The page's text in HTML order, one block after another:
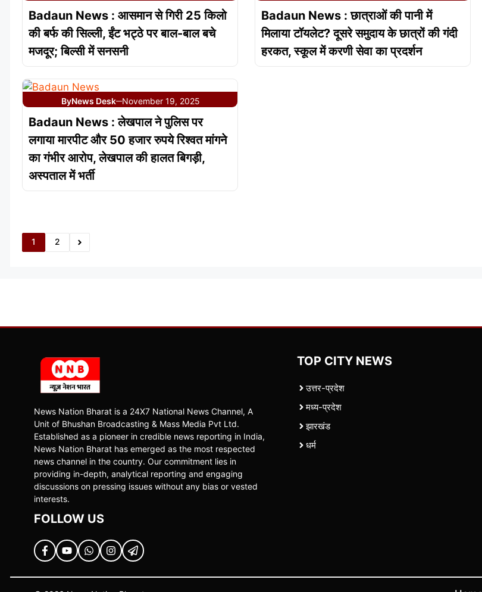
Badaun News : आसमान से गिरी 25 किलो
की बर्फ की सिल्ली, ईंट भट्ठे पर बाल-बाल बचे
मजदूर; बिल्सी में सनसनी
Badaun News : छात्राओं की पानी में
मिलाया टॉयलेट? दूसरे समुदाय के छात्रों की गंदी
हरकत, स्कूल में करणी सेवा का प्रदर्शन
ByNews Desk—November 19, 2025
Badaun News : लेखपाल ने पुलिस पर
लगाया मारपीट और 50 हजार रुपये रिश्वत मांगने
का गंभीर आरोप, लेखपाल की हालत बिगड़ी,
अस्पताल में भर्ती
1 2
News Nation Bharat is a 24X7 National News Channel, A
Unit of Bhushan Broadcasting & Mass Media Pvt Ltd.
Established as a pioneer in credible news reporting in India,
News Nation Bharat has emerged as the most respected
news channel in the country. Our commitment lies in
providing in-depth, analytical reporting and engaging
discussions on pressing issues without any bias or vested
interests.
FOLLOW US
TOP CITY NEWS
उत्तर-प्रदेश
मध्य-प्रदेश
झारखंड
धर्म